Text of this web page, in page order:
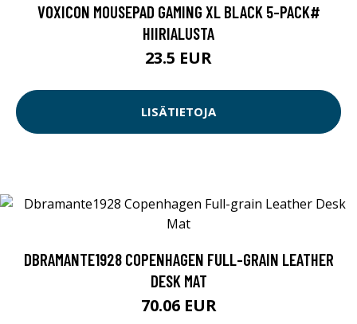
VOXICON MOUSEPAD GAMING XL BLACK 5-PACK#
HIIRIALUSTA
23.5 EUR
LISÄTIETOJA
DBRAMANTE1928 COPENHAGEN FULL-GRAIN LEATHER
DESK MAT
70.06 EUR